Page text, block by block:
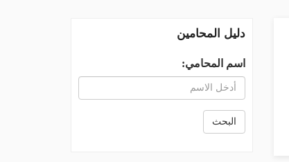
دليل المحامين
اسم المحامي:
البحث